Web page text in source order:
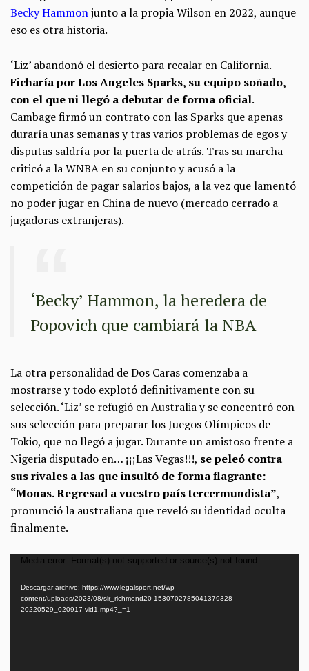
Becky Hammonjunto a la propia Wilson en 2022, aunque
eso es otra historia.
‘Liz’ abandonó el desierto para recalar en California.
Ficharía por Los Angeles Sparks, su equipo soñado,
con el que ni llegó a debutar de forma oficial.
Cambage firmó un contrato con las Sparks que apenas
duraría unas semanas y tras varios problemas de egos y
disputas saldría por la puerta de atrás. Tras su marcha
criticó a la WNBA en su conjunto y acusó a la
competición de pagar salarios bajos, a la vez que lamentó
no poder jugar en China de nuevo (mercado cerrado a
jugadoras extranjeras).
‘Becky’ Hammon, la heredera de
Popovich que cambiará la NBA
La otra personalidad de Dos Caras comenzaba a
mostrarse y todo explotó definitivamente con su
selección. ‘Liz’ se refugió en Australia y se concentró con
sus selección para preparar los Juegos Olímpicos de
Tokio, que no llegó a jugar. Durante un amistoso frente a
Nigeria disputado en… ¡¡¡Las Vegas!!!, se peleó contra
sus rivales a las que insultó de forma flagrante:
“Monas. Regresad a vuestro país tercermundista”,
pronunció la australiana que reveló su identidad oculta
finalmente.
Reproductor
vídeo
Media error: Format(s) not supported or source(s) not found
Descargar archivo: https://www.legalsport.net/wp-
content/uploads/2023/08/sir_richmond20-1530702785041379328-
20220529_020917-vid1.mp4?_=1